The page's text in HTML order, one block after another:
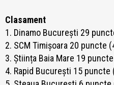
Clasament
1. Dinamo București 29
2. SCM Timișoara 20 puncte
3. Știința Baia Mare 19
4. Rapid București 15